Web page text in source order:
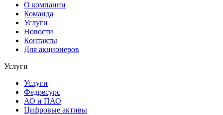
О компании
Команда
Услуги
Новости
Контакты
Для акционеров
Услуги
Услуги
Федресурс
АО и ПАО
Цифровые активы